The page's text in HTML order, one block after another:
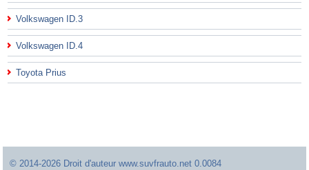
Volkswagen ID.3
Volkswagen ID.4
Toyota Prius
© 2014-2026 Droit d'auteur www.suvfrauto.net 0.0084